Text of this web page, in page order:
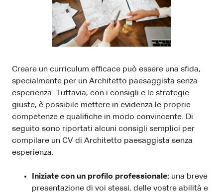
Creare un curriculum efficace può essere una sfida,
specialmente per un Architetto paesaggista senza
esperienza. Tuttavia, con i consigli e le strategie
giuste, è possibile mettere in evidenza le proprie
competenze e qualifiche in modo convincente. Di
seguito sono riportati alcuni consigli semplici per
compilare un CV di Architetto paesaggista senza
esperienza.
Iniziate con un profilo professionale: una breve
presentazione di voi stessi, delle vostre abilità e